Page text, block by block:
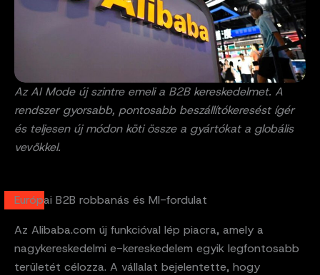
Az AI Mode új szintre emeli a B2B kereskedelmet. A
rendszer gyorsabb, pontosabb beszállítókeresést ígér
és teljesen új módon köti össze a gyártókat a globális
vevőkkel.
Európai B2B robbanás és MI-fordulat
Az Alibaba.com új funkcióval lép piacra, amely a
nagykereskedelmi e-kereskedelem egyik legfontosabb
területét célozza. A vállalat bejelentette, hogy